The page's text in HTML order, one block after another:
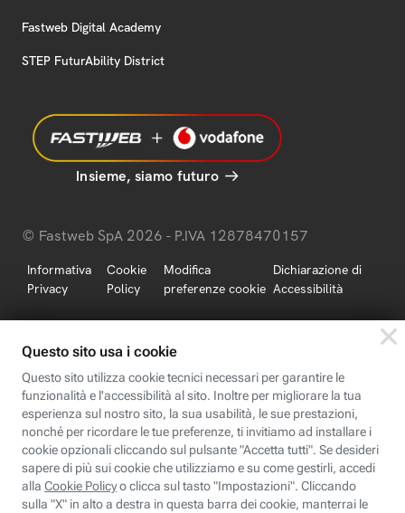
Fastweb Digital Academy
STEP FuturAbility District
Insieme, siamo futuro
© Fastweb SpA 2026 - P.IVA 12878470157
Informativa
Privacy
Cookie
Policy
Modifica
preferenze cookie
Dichiarazione di
Accessibilità